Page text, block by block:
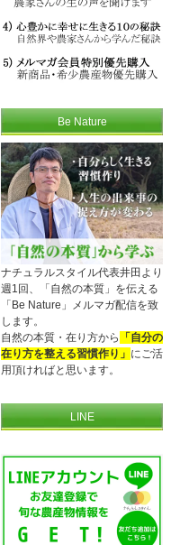
Be Nature
ナチュラルスタイル代表井田より
週1回、「自然の本質」を伝える
「Be Nature」メルマガ配信を致
します。
自然の本質・在り方から
「自分の
在り方を整える習慣作り」 にご活
用頂ければと思います。
LINE